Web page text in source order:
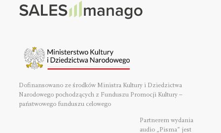
Dofinansowano ze środków Ministra Kultury i Dziedzictwa
Narodowego pochodzących z Funduszu Promocji Kultury –
państwowego funduszu celowego
Partnerem wydania
audio „Pisma” jest